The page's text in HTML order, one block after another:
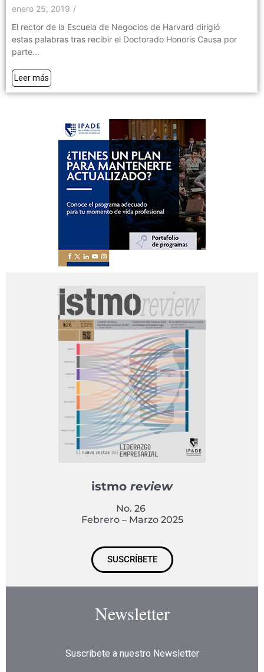
enero 25, 2019 /
El rector de la Escuela de Negocios de Harvard dirigió
estas palabras tras recibir el Doctorado Honoris Causa por
parte...
Leer más
istmo review
No. 26
Febrero – Marzo 2025
SUSCRÍBETE
Newsletter
Suscríbete a nuestro Newsletter